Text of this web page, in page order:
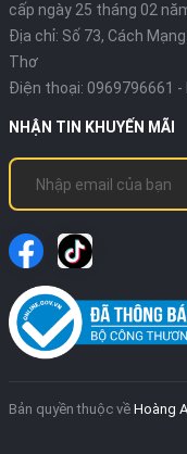
cấp ngày 25 tháng 02
Địa chỉ: Số 73, Cách
Thơ
Điện thoại: 0969796661 -
NHẬN TIN KHUYẾN MÃI
Bản quyền thuộc về Hoàng